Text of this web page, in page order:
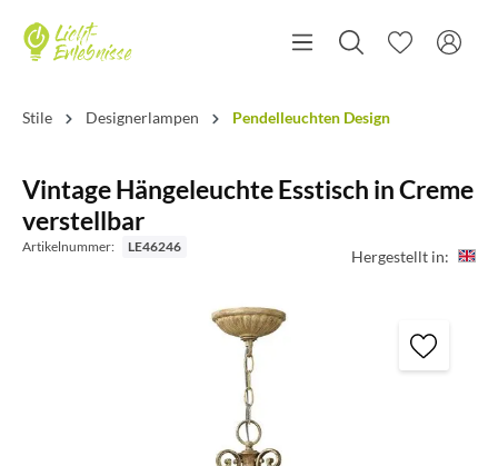
Stile Designerlampen Pendelleuchten Design
Vintage Hängeleuchte Esstisch in Creme
verstellbar
Artikelnummer: LE46246 Hergestellt in: